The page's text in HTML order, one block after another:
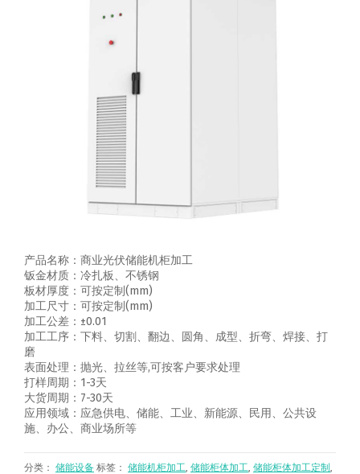
产品名称：商业光伏储能机柜加工
钣金材质：冷扎板、不锈钢
板材厚度：可按定制(mm)
加工尺寸：可按定制(mm)
加工公差：±0.01
加工工序：下料、切割、翻边、圆角、成型、折弯、焊接、打
磨
表面处理：抛光、拉丝等,可按客户要求处理
打样周期：1-3天
大货周期：7-30天
应用领域：应急供电、储能、工业、新能源、民用、公共设
施、办公、商业场所等
分类： 储能设备 标签： 储能机柜加工, 储能柜体加工, 储能柜体加工定制 ,